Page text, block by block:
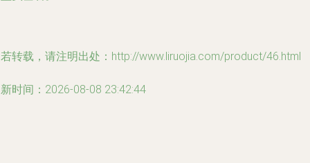
转载，请注明出处：http://www.liruojia.com/product/46.html
时间：2026-08-08 23:42:44